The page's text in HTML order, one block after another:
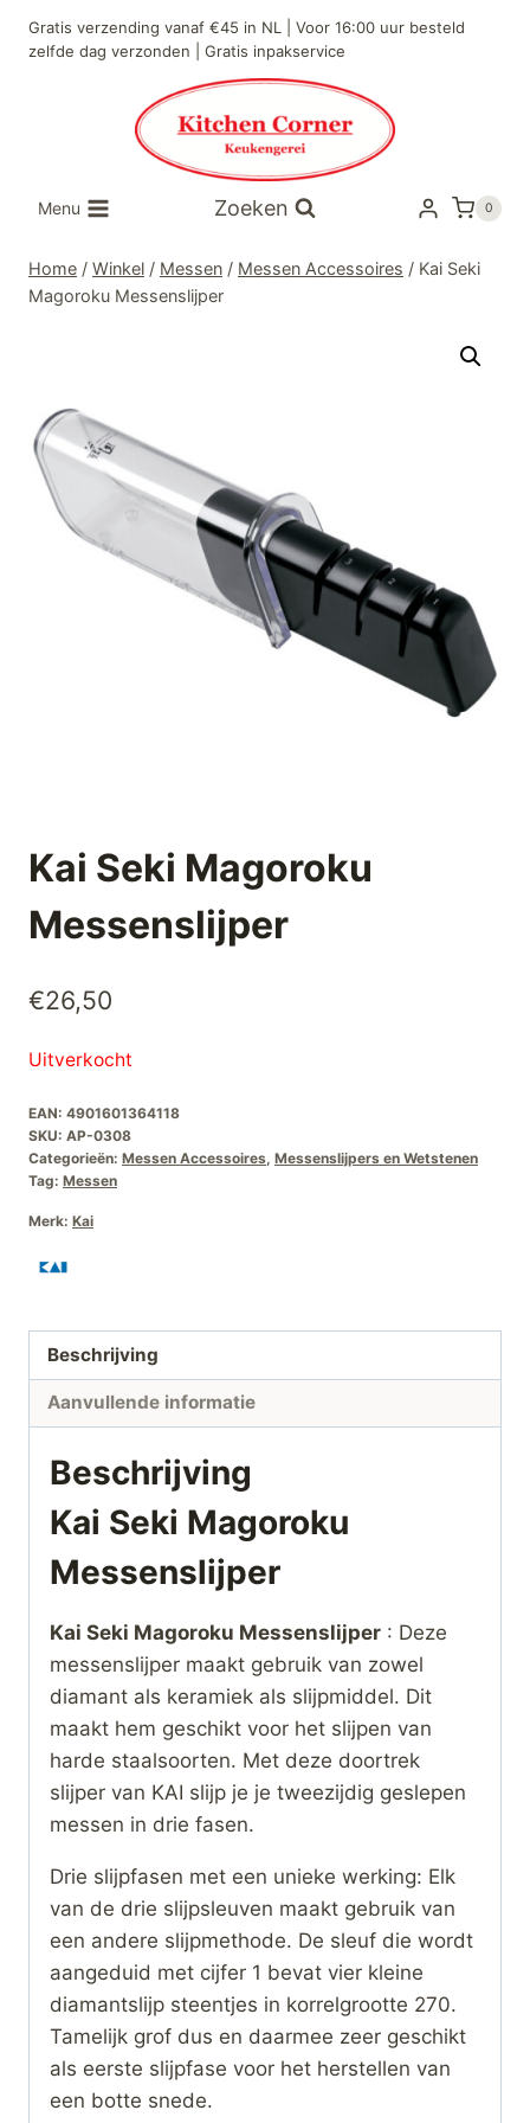
naar
Gratis verzending vanaf €45 in NL | Voor 16:00 uur besteld
zelfde dag verzonden | Gratis inpakservice
Menu Zoeken 0
Home / Winkel / Messen / Messen Accessoires / Kai Seki
Magoroku Messenslijper
Kai Seki Magoroku
Messenslijper
€26,50
Uitverkocht
EAN: 4901601364118
SKU: AP-0308
Categorieën: Messen Accessoires, Messenslijpers en Wetstenen
Tag: Messen
Merk: Kai
Beschrijving
Aanvullende informatie
Beschrijving
Kai Seki Magoroku
Messenslijper
Kai Seki Magoroku Messenslijper : Deze
messenslijper maakt gebruik van zowel
diamant als keramiek als slijpmiddel. Dit
maakt hem geschikt voor het slijpen van
harde staalsoorten. Met deze doortrek
slijper van KAI slijp je je tweezijdig geslepen
messen in drie fasen.
Drie slijpfasen met een unieke werking: Elk
van de drie slijpsleuven maakt gebruik van
een andere slijpmethode. De sleuf die wordt
aangeduid met cijfer 1 bevat vier kleine
diamantslijp steentjes in korrelgrootte 270.
Tamelijk grof dus en daarmee zeer geschikt
als eerste slijpfase voor het herstellen van
een botte snede.